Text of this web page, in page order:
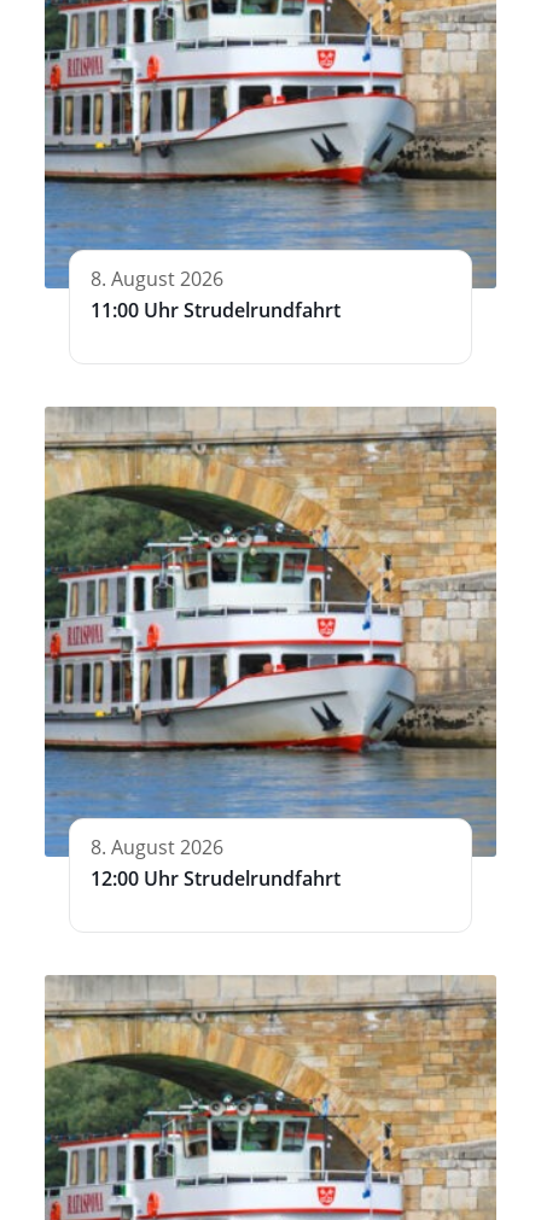
8. August 2026
11:00 Uhr Strudelrundfahrt
8. August 2026
12:00 Uhr Strudelrundfahrt